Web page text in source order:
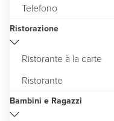
Telefono
Ristorazione
Ristorante à la carte
Ristorante
Bambini e Ragazzi